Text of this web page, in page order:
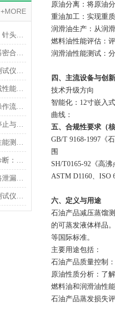
+MORE
百格刮擦测试仪常见故障排查：针头磨损与运动轨迹偏移
气源波动影响测试结果？注射器密合性正压测试仪的稳压设计分析
采购必读：选购静电衰减性能测试仪的5个核心参数与避坑指南
锂电池隔膜材料必测：静电衰减性能测试仪的操作难点突破
缝合针针尖刺穿力测试仪标准操作流程（SOP）及实验员培训要点
小孔径连接件性能测试仪紧急停止与异常状态下的安全复位操作
三步搞定校准：小孔径连接件性能测试仪的每日开机自检流程详解
静电衰减性能测试仪常见故障诊断：充电不稳定与电位漂移排查
透气包装材料试验仪的气体管路泄漏防护与废气排放系统详解
从用户角度探讨球囊综合性能测试仪的故障问题
原油分离‌：将原油
重油加工‌：实现重
润滑油生产‌：从润
燃料油性能评估‌：
润滑油性能测试‌：
四、主流设备与创
‌技术升级方向‌
智能化‌：12寸嵌入
曲线：
五、合规性要求（
GB/T 9168-1997《
围
SH/T0165-92《高
ASTM D1160、ISO
六、定义与用途
石油产品减压蒸馏
的可蒸发液体样品
等国际标准。
主要用途包括：
石油产品质量控制‌
原油性质分析‌：了
燃料油和润滑油性
石油产品蒸发损失